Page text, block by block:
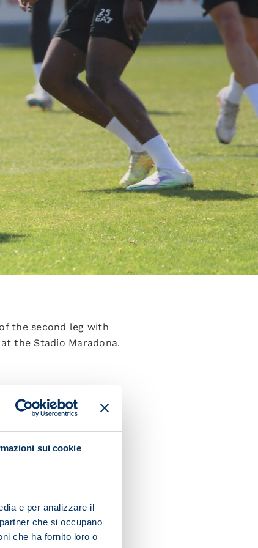
sui cookie
e per analizzare il
che si occupano
che ha fornito loro o
the second leg with
the Stadio Maradona.